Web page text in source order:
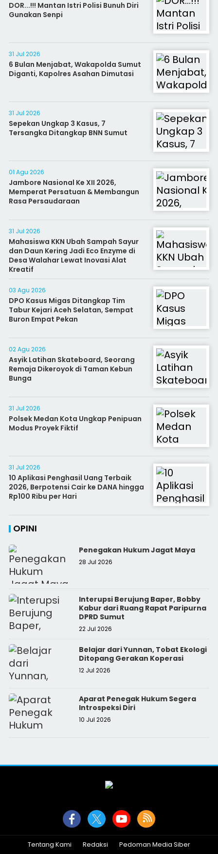
DOR...!!! Mantan Istri Polisi Bunuh Diri
Gunakan Senpi
31 Jul 2026
6 Bulan Menjabat, Wakapolda Sumut
Diganti, Kapolres Asahan Dimutasi
31 Jul 2026
Sepekan Ungkap 3 Kasus, 7
Tersangka Ditangkap BNN Sumut
01 Agu 2026
Jambore Nasional Ke XII 2026,
Memperat Persatuan & Membangun
Rasa Persaudaraan
31 Jul 2026
Mahasiswa KKN Ubah Sampah Sayur
dan Daun Kering Jadi Eco Enzyme di
Desa Walahar Lewat Inovasi Alat
Kreatif
03 Agu 2026
DPO Kasus Migas Ditangkap Tim
Tabur Kejari Aceh Selatan, Sempat
Buron Empat Pekan
02 Agu 2026
Asyik Latihan Skateboard, Seorang
Remaja Dikeroyok di Taman Kebun
Bunga
31 Jul 2026
Polsek Medan Kota Ungkap Penipuan
Modus Proyek Fiktif
31 Jul 2026
10 Aplikasi Penghasil Uang Terbaik
2026, Berpotensi Cair ke DANA hingga
Rp100 Ribu per Hari
OPINI
Penegakan Hukum Jagat Maya
28 Jul 2026
Interupsi Berujung Baper, Bobby
Kabur dari Ruang Rapat Paripurna
DPRD Sumut
22 Jul 2026
Belajar dari Yunnan, Tobat Ekologi
Ditopang Gerakan Koperasi
12 Jul 2026
Aparat Penegak Hukum Segera
Introspeksi Diri
10 Jul 2026
Tentang Kami Redaksi
Pedoman Media Siber